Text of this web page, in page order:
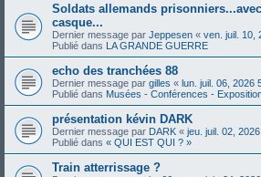
Soldats allemands
casque...
Dernier message par Jeppesen « ven. juil. 10,
Publié dans LA GRANDE GUERRE
echo des tranchées 88
Dernier message par gilles « lun. juil. 06, 2026
Publié dans Musées - Conférences -
présentation kévin DARK
Dernier message par DARK « jeu. juil. 02,
Publié dans « QUI EST QUI ? »
Train atterrissage ?